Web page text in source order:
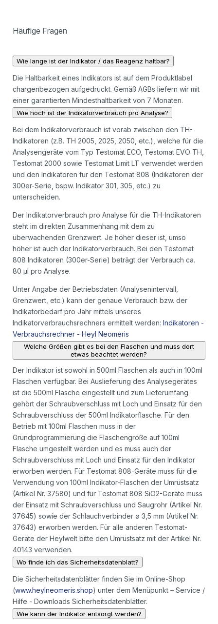
Häufige Fragen
Wie lange ist der Indikator / das Reagenz haltbar?
Die Haltbarkeit eines Indikators ist auf dem Produktlabel
chargenbezogen aufgedruckt. Gemäß AGBs liefern wir mit
einer garantierten Mindesthaltbarkeit von 7 Monaten.
Wie hoch ist der Indikatorverbrauch pro Analyse?
Bei dem Indikatorverbrauch ist vorab zwischen den TH-
Indikatoren (z.B. TH 2005, 2025, 2050, etc.), welche für die
Analysengeräte vom Typ Testomat ECO, Testomat EVO TH,
Testomat 2000 sowie Testomat Limit LT verwendet werden
und den Indikatoren für den Testomat 808 (Indikatoren der
300er-Serie, bspw. Indikator 301, 305, etc.) zu
unterscheiden.
Der Indikatorverbrauch pro Analyse für die TH-Indikatoren
steht im direkten Zusammenhang mit dem zu
überwachenden Grenzwert. Je höher dieser ist, umso
höher ist auch der Indikatorverbrauch. Bei den Testomat
808 Indikatoren (300er-Serie) beträgt der Verbrauch ca.
80 µl pro Analyse.
Unter Angabe der Betriebsdaten (Analysenintervall,
Grenzwert, etc.) kann der genaue Verbrauch bzw. der
Indikatorbedarf pro Jahr mittels unseres
Indikatorverbrauchsrechners ermittelt werden:Indikatoren -
Verbrauchsrechner - Heyl Neomeris
Welche Größen gibt es bei den Flaschen und muss dort
etwas beachtet werden?
Der Indikator ist sowohl in 500ml Flaschen als auch in 100ml
Flaschen verfügbar. Bei Auslieferung des Analysegerätes
ist die 500ml Flasche eingestellt und zum Lieferumfang
gehört der Schraubverschluss mit Loch und Einsatz für den
Schraubverschluss der 500ml Indikatorflasche. Für den
Betrieb mit 100ml Flaschen muss in der
Grundprogrammierung die Flaschengröße auf 100ml
Flasche umgestellt werden und es muss auch der
Schraubverschluss mit Loch und Einsatz für den Indikator
erworben werden. Für Testomat 808-Geräte muss für die
Verwendung von 100ml Indikator-Flaschen der Umrüstsatz
(Artikel Nr. 37580) und für Testomat 808 SiO2-Geräte muss
der Einsatz mit Schraubverschluss und Saugrohr (Artikel Nr.
37645) sowie der Schlauchverbinder ø 3,5 mm (Artikel Nr.
37643) erworben werden. Für alle anderen Testomat-
Geräte der Heylwelt bitte den Umrüstsatz mit der Artikel Nr.
40143 verwenden.
Wo finde ich das Sicherheitsdatenblatt?
Die Sicherheitsdatenblätter finden Sie im Online-Shop
(www.heylneomeris.shop) unter dem Menüpunkt – Service /
Hilfe - Downloads Sicherheitsdatenblätter.
Wie kann der Indikator entsorgt werden?